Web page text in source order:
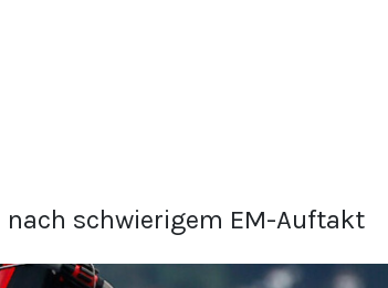
nach schwierigem EM-Auftakt